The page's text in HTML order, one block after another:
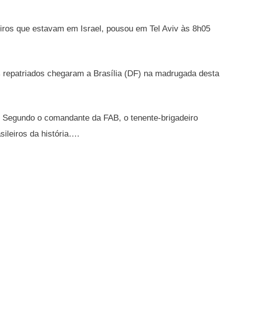
que estavam em Israel, pousou em Tel Aviv às 8h05
chegaram a Brasília (DF) na madrugada desta
o comandante da FAB, o tenente-brigadeiro
da história….